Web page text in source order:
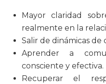
Mayor claridad
realmente en la
Salir de dinámicas de
Aprender a
consciente y efectiva.
Recuperar el